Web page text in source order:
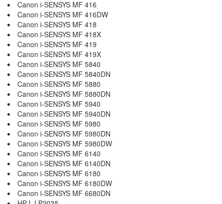
Canon i-SENSYS MF 416
Canon i-SENSYS MF 416DW
Canon i-SENSYS MF 418
Canon i-SENSYS MF 418X
Canon i-SENSYS MF 419
Canon i-SENSYS MF 419X
Canon i-SENSYS MF 5840
Canon i-SENSYS MF 5840DN
Canon i-SENSYS MF 5880
Canon i-SENSYS MF 5880DN
Canon i-SENSYS MF 5940
Canon i-SENSYS MF 5940DN
Canon i-SENSYS MF 5980
Canon i-SENSYS MF 5980DN
Canon i-SENSYS MF 5980DW
Canon i-SENSYS MF 6140
Canon i-SENSYS MF 6140DN
Canon i-SENSYS MF 6180
Canon i-SENSYS MF 6180DW
Canon i-SENSYS MF 6680DN